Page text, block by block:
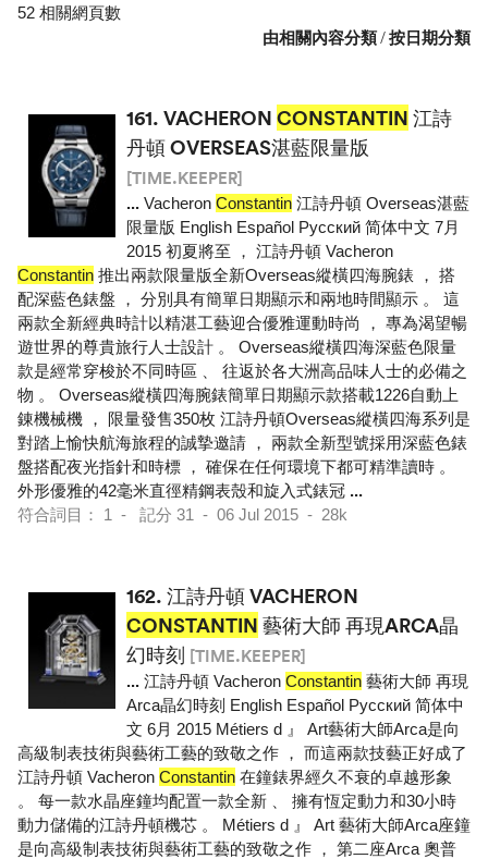
52 相關網頁數
由相關內容分類/按日期分類
161. VACHERON CONSTANTIN 江詩
丹頓 OVERSEAS湛藍限量版
[TIME.KEEPER]
... Vacheron Constantin 江詩丹頓 Overseas湛藍
限量版 English Español Pусский 简体中文 7月
2015 初夏將至 ， 江詩丹頓 Vacheron
Constantin 推出兩款限量版全新Overseas縱橫四海腕錶 ， 搭
配深藍色錶盤 ， 分別具有簡單日期顯示和兩地時間顯示 。 這
兩款全新經典時計以精湛工藝迎合優雅運動時尚 ， 專為渴望暢
遊世界的尊貴旅行人士設計 。 Overseas縱橫四海深藍色限量
款是經常穿梭於不同時區 、 往返於各大洲高品味人士的必備之
物 。 Overseas縱橫四海腕錶簡單日期顯示款搭載1226自動上
錬機械機 ， 限量發售350枚 江詩丹頓Overseas縱橫四海系列是
對踏上愉快航海旅程的誠摯邀請 ， 兩款全新型號採用深藍色錶
盤搭配夜光指針和時標 ， 確保在任何環境下都可精準讀時 。
外形優雅的42毫米直徑精鋼表殼和旋入式錶冠 ...
符合詞目： 1 - 記分 31 - 06 Jul 2015 - 28k
162. 江詩丹頓 VACHERON
CONSTANTIN 藝術大師 再現ARCA晶
幻時刻 [TIME.KEEPER]
... 江詩丹頓 Vacheron Constantin 藝術大師 再現
Arca晶幻時刻 English Español Pусский 简体中
文 6月 2015 Métiers d 』 Art藝術大師Arca是向
高級制表技術與藝術工藝的致敬之作 ， 而這兩款技藝正好成了
江詩丹頓 Vacheron Constantin 在鐘錶界經久不衰的卓越形象
。 每一款水晶座鐘均配置一款全新 、 擁有恆定動力和30小時
動力儲備的江詩丹頓機芯 。 Métiers d 』 Art 藝術大師Arca座鐘
是向高級制表技術與藝術工藝的致敬之作 ， 第二座Arca 奧普